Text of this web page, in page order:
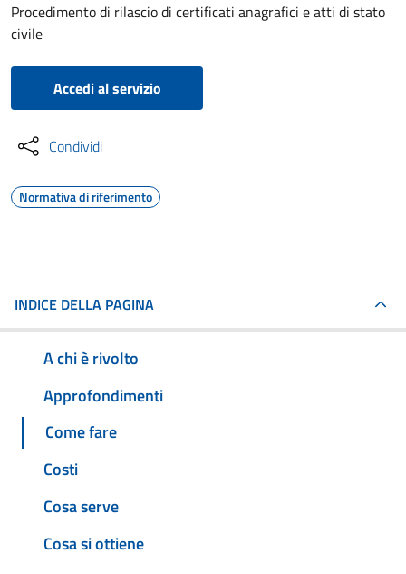
Procedimento di rilascio di certificati anagrafici e atti di stato
civile
Accedi al servizio
Condividi
Normativa di riferimento
INDICE DELLA PAGINA
A chi è rivolto
Approfondimenti
Come fare
Costi
Cosa serve
Cosa si ottiene